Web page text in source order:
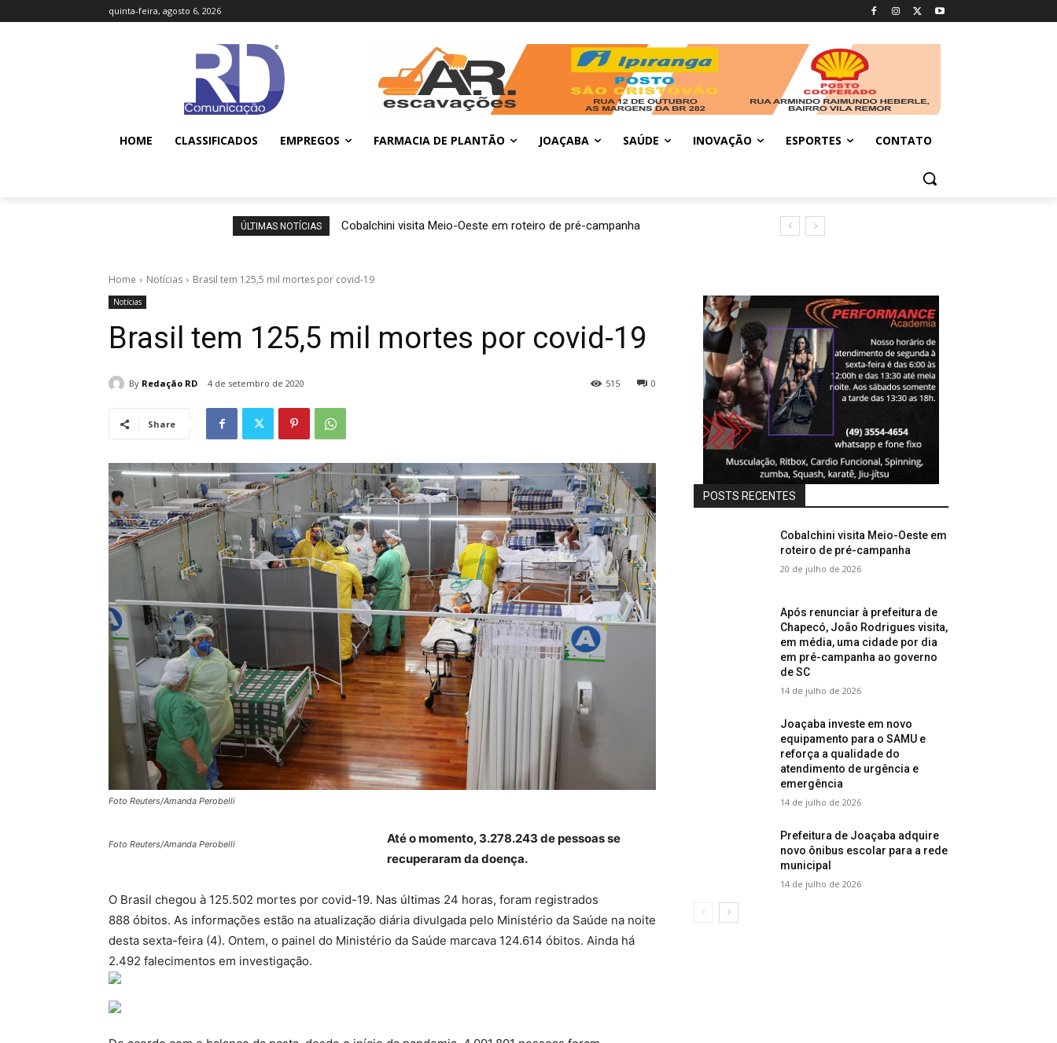
quinta-feira, agosto 6, 2026
HOME CLASSIFICADOS EMPREGOS FARMACIA DE PLANTÃO JOAÇABA SAÚDE INOVAÇÃO ESPORTES CONTATO
ÚLTIMAS NOTÍCIAS Cobalchini visita Meio-Oeste em roteiro de pré-campanha
Home Notícias Brasil tem 125,5 mil mortes por covid-19
Notícias
Brasil tem 125,5 mil mortes por covid-19
By Redação RD 4 de setembro de 2020 0
515
Share
Foto Reuters/Amanda Perobelli
Foto Reuters/Amanda Perobelli
Até o momento, 3.278.243 de pessoas se
recuperaram da doença.
O Brasil chegou à 125.502 mortes por covid-19. Nas últimas 24 horas, foram registrados
888 óbitos. As informações estão na atualização diária divulgada pelo Ministério da Saúde na noite
desta sexta-feira (4). Ontem, o painel do Ministério da Saúde marcava 124.614 óbitos. Ainda há
2.492 falecimentos em investigação.
POSTS RECENTES
Cobalchini visita Meio-Oeste em
roteiro de pré-campanha
20 de julho de 2026
Após renunciar à prefeitura de
Chapecó, João Rodrigues visita,
em média, uma cidade por dia
em pré-campanha ao governo
de SC
14 de julho de 2026
Joaçaba investe em novo
equipamento para o SAMU e
reforça a qualidade do
atendimento de urgência e
emergência
14 de julho de 2026
Prefeitura de Joaçaba adquire
novo ônibus escolar para a rede
municipal
14 de julho de 2026